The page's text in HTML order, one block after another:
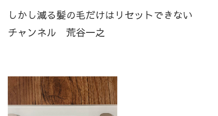
しかし減る髪の毛だけはリセットできない
チャンネル 荒谷一之